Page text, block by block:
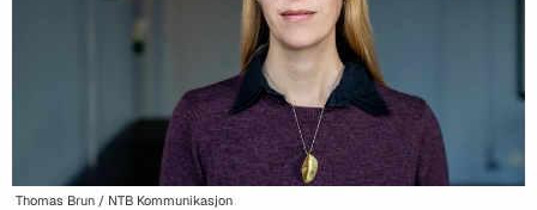
Thomas Brun / NTB Kommunikasjon